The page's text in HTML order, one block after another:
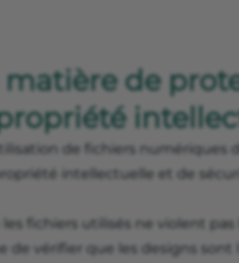
matière de
de fichiers numériques
intellectuelle et de
les fichiers utilisés ne violent
vérifier que les designs sont